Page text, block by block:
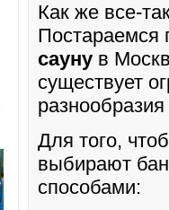
Как же все-
Постараемся
сауну в
существует
Для того,
выбирают
способами: